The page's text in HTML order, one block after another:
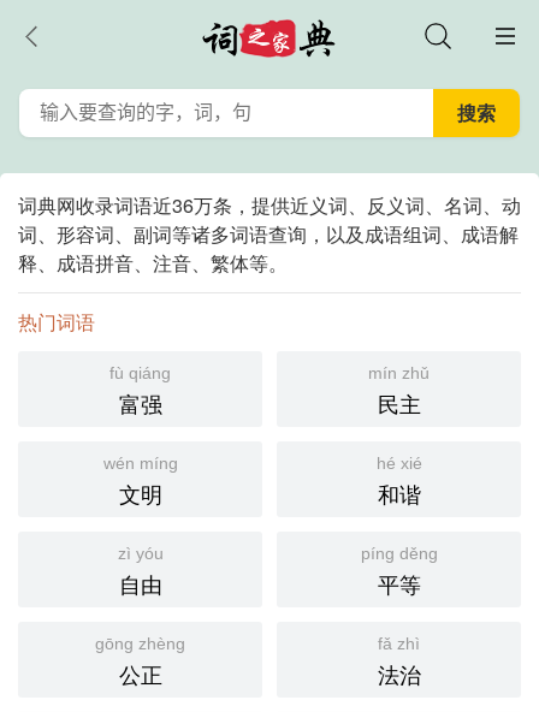
词典网收录词语近36万条，提供近义词、反义词、名词、动
词、形容词、副词等诸多词语查询，以及成语组词、成语解
释、成语拼音、注音、繁体等。
热门词语
fù qiáng
富强
mín zhǔ
民主
wén míng
文明
hé xié
和谐
zì yóu
自由
píng děng
平等
gōng zhèng
公正
fǎ zhì
法治